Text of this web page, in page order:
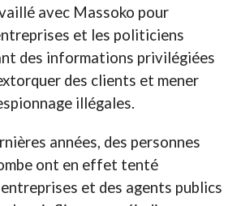
avec Massoko pour
et les politiciens
des informations privilégiées
des clients et mener
illégales.
années, des personnes
ont en effet tenté
et des agents publics